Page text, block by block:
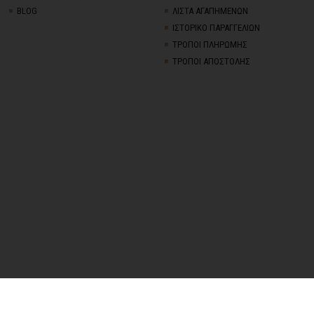
BLOG
ΛΙΣΤΑ ΑΓΑΠΗΜΕΝΩΝ
ΙΣΤΟΡΙΚΟ ΠΑΡΑΓΓΕΛΙΩΝ
ΤΡΟΠΟΙ ΠΛΗΡΩΜΗΣ
ΤΡΟΠΟΙ ΑΠΟΣΤΟΛΗΣ